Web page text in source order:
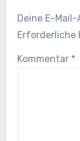
Deine E-
Erforderliche
Kommentar *